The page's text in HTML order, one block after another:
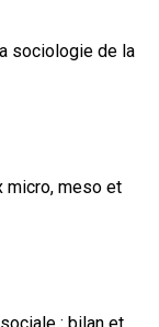
sociologie de la
micro, meso et